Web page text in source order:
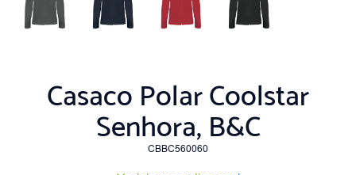
Casaco Polar Coolstar
Senhora, B&C
CBBC560060